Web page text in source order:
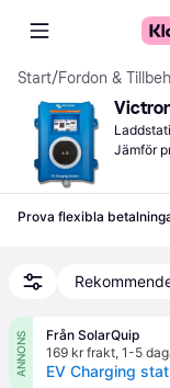
Start/Fordon &
Jämför
Prova flexibla
ANNONS
Från SolarQuip
169 kr frakt, 1-5
EV Charging